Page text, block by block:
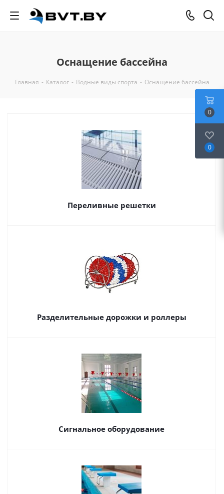
Оснащение бассейна
Главная - Каталог - Водные виды спорта - Оснащение бассейна
Переливные решетки
Разделительные дорожки и роллеры
Сигнальное оборудование
0
0